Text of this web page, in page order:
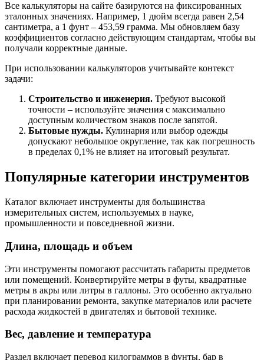
Все калькуляторы на сайте базируются на фиксированных
эталонных значениях. Например, 1 дюйм всегда равен 2,54
сантиметра, а 1 фунт – 453,59 грамма. Мы обновляем базу
коэффициентов согласно действующим стандартам, чтобы вы
получали корректные данные.
При использовании калькуляторов учитывайте контекст
задачи:
Строительство и инженерия. Требуют высокой
точности – используйте значения с максимально
доступным количеством знаков после запятой.
Бытовые нужды. Кулинария или выбор одежды
допускают небольшое округление, так как погрешность
в пределах 0,1% не влияет на итоговый результат.
Популярные категории инструментов
Каталог включает инструменты для большинства
измерительных систем, используемых в науке,
промышленности и повседневной жизни.
Длина, площадь и объем
Эти инструменты помогают рассчитать габариты предметов
или помещений. Конвертируйте метры в футы, квадратные
метры в акры или литры в галлоны. Это особенно актуально
при планировании ремонта, закупке материалов или расчете
расхода жидкостей в двигателях и бытовой технике.
Вес, давление и температура
Раздел включает перевод килограммов в фунты, бар в